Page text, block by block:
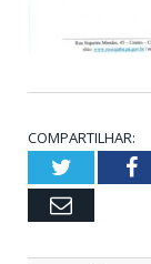
COMPARTILHAR:
Twitter
Email